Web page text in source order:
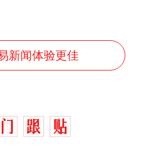
新闻体验更佳